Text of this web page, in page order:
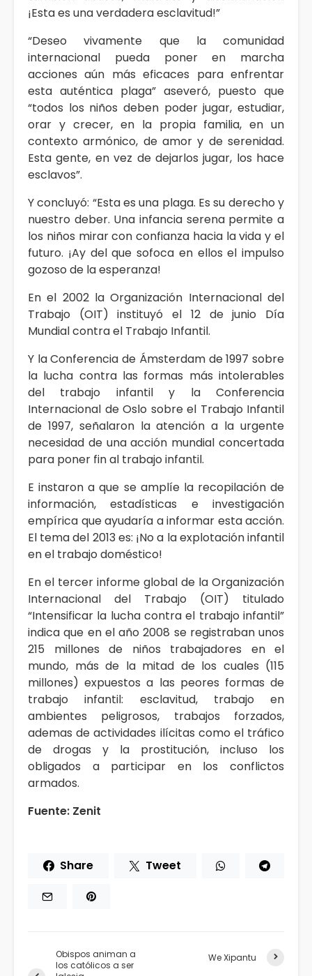
¡Esta es una verdadera esclavitud!”
“Deseo vivamente que la comunidad
internacional pueda poner en marcha
acciones aún más eficaces para enfrentar
esta auténtica plaga” aseveró, puesto que
“todos los niños deben poder jugar, estudiar,
orar y crecer, en la propia familia, en un
contexto armónico, de amor y de serenidad.
Esta gente, en vez de dejarlos jugar, los hace
esclavos”.
Y concluyó: “Esta es una plaga. Es su derecho y
nuestro deber. Una infancia serena permite a
los niños mirar con confianza hacia la vida y el
futuro. ¡Ay del que sofoca en ellos el impulso
gozoso de la esperanza!
En el 2002 la Organización Internacional del
Trabajo (OIT) instituyó el 12 de junio Día
Mundial contra el Trabajo Infantil.
Y la Conferencia de Ámsterdam de 1997 sobre
la lucha contra las formas más intolerables
del trabajo infantil y la Conferencia
Internacional de Oslo sobre el Trabajo Infantil
de 1997, señalaron la atención a la urgente
necesidad de una acción mundial concertada
para poner fin al trabajo infantil.
E instaron a que se amplíe la recopilación de
información, estadísticas e investigación
empírica que ayudaría a informar esta acción.
El tema del 2013 es: ¡No a la explotación infantil
en el trabajo doméstico!
En el tercer informe global de la Organización
Internacional del Trabajo (OIT) titulado
“Intensificar la lucha contra el trabajo infantil”
indica que en el año 2008 se registraban unos
215 millones de niños trabajadores en el
mundo, más de la mitad de los cuales (115
millones) expuestos a las peores formas de
trabajo infantil: esclavitud, trabajo en
ambientes peligrosos, trabajos forzados,
ademas de actividades ilícitas como el tráfico
de drogas y la prostitución, incluso los
obligados a participar en los conflictos
armados.
Fuente: Zenit
Share Tweet
Obispos animan a
los católicos a ser
We Xipantu